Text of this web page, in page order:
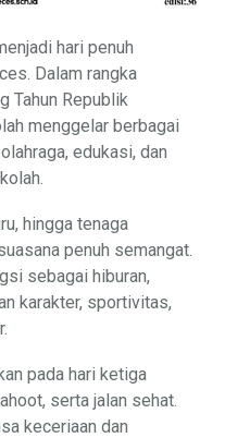
hari penuh
Dalam rangka
Tahun Republik
menggelar berbagai
edukasi, dan
hingga tenaga
penuh semangat.
sebagai hiburan,
karakter, sportivitas,
pada hari ketiga
serta jalan sehat.
keceriaan dan